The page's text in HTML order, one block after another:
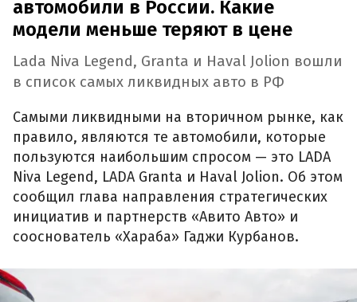
автомобили в России. Какие
модели меньше теряют в цене
Lada Niva Legend, Granta и Haval Jolion вошли
в список самых ликвидных авто в РФ
Самыми ликвидными на вторичном рынке, как
правило, являются те автомобили, которые
пользуются наибольшим спросом — это LADA
Niva Legend, LADA Granta и Haval Jolion. Об этом
сообщил глава направления стратегических
инициатив и партнерств «Авито Авто» и
сооснователь «Хараба» Гаджи Курбанов.